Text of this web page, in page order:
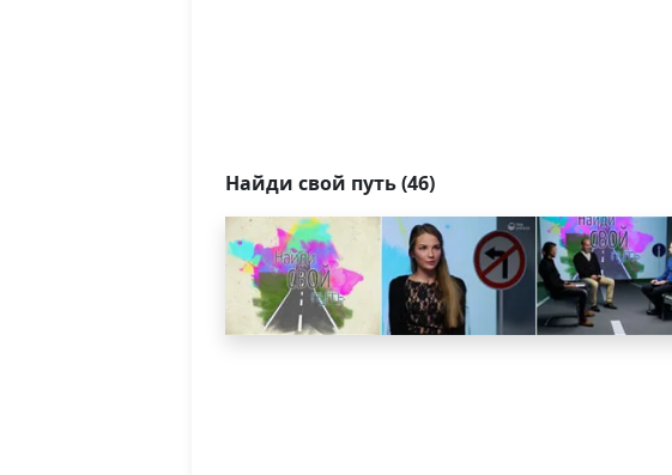
Найди свой путь (46)